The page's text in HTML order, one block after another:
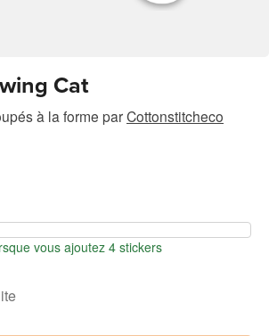
Cat
à la forme parCottonstitcheco
vous ajoutez 4 stickers